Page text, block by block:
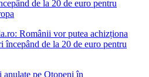
Românii vor putea achizționa
începând de la 20 de euro pentru